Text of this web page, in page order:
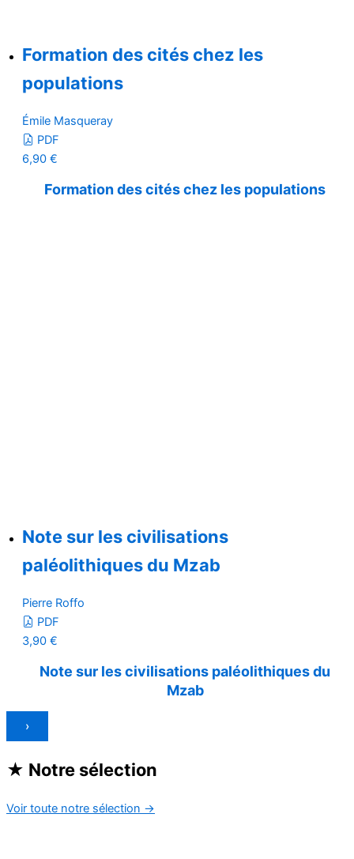
Formation des cités chez les
populations
Émile Masqueray
PDF
6,90 €
Formation des cités chez les populations
Note sur les civilisations
paléolithiques du Mzab
Pierre Roffo
PDF
3,90 €
Note sur les civilisations paléolithiques du
Mzab
›
★ Notre sélection
Voir toute notre sélection →